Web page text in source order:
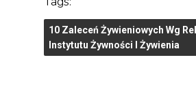
10 Zaleceń Żywieniowych Wg
Instytutu Żywności I Żywienia